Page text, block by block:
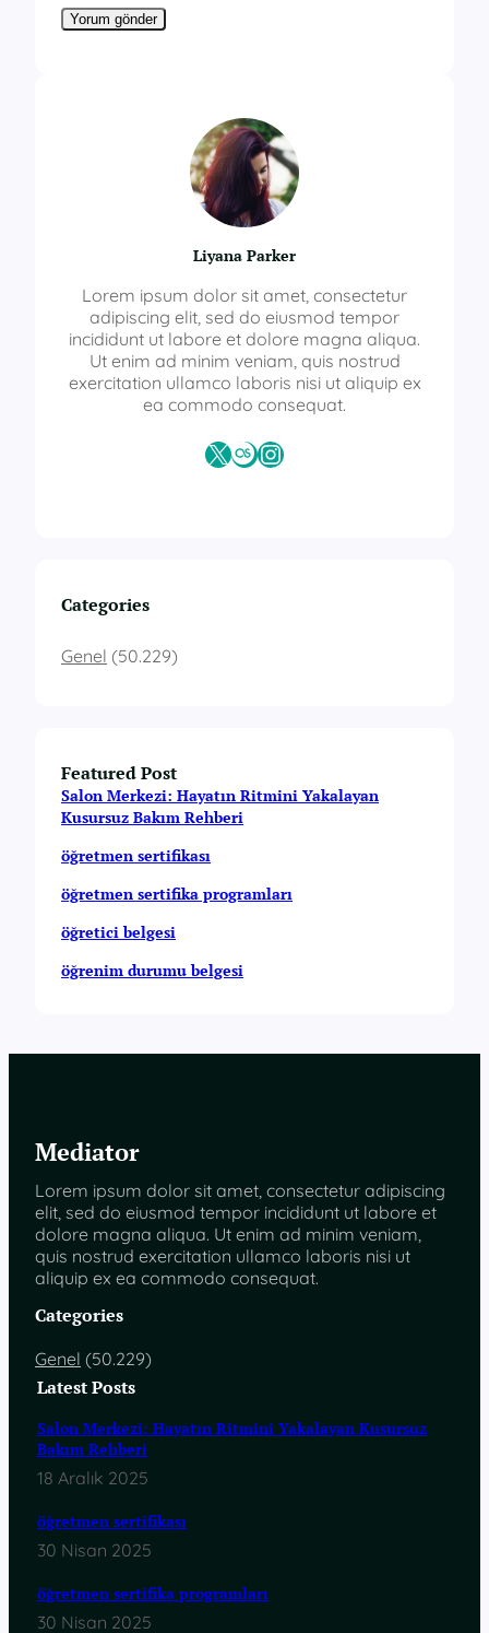
Liyana Parker
Lorem ipsum dolor sit amet, consectetur
adipiscing elit, sed do eiusmod tempor
incididunt ut labore et dolore magna aliqua.
Ut enim ad minim veniam, quis nostrud
exercitation ullamco laboris nisi ut aliquip ex
ea commodo consequat.
X Last.fmInstagram
Categories
Genel (50.229)
Featured Post
Salon Merkezi: Hayatın Ritmini Yakalayan
Kusursuz Bakım Rehberi
öğretmen sertifikası
öğretmen sertifika programları
öğretici belgesi
öğrenim durumu belgesi
Mediator
Lorem ipsum dolor sit amet, consectetur adipiscing
elit, sed do eiusmod tempor incididunt ut labore et
dolore magna aliqua. Ut enim ad minim veniam,
quis nostrud exercitation ullamco laboris nisi ut
aliquip ex ea commodo consequat.
Categories
Genel (50.229)
Latest Posts
Salon Merkezi: Hayatın Ritmini Yakalayan Kusursuz
Bakım Rehberi
18 Aralık 2025
öğretmen sertifikası
30 Nisan 2025
öğretmen sertifika programları
30 Nisan 2025